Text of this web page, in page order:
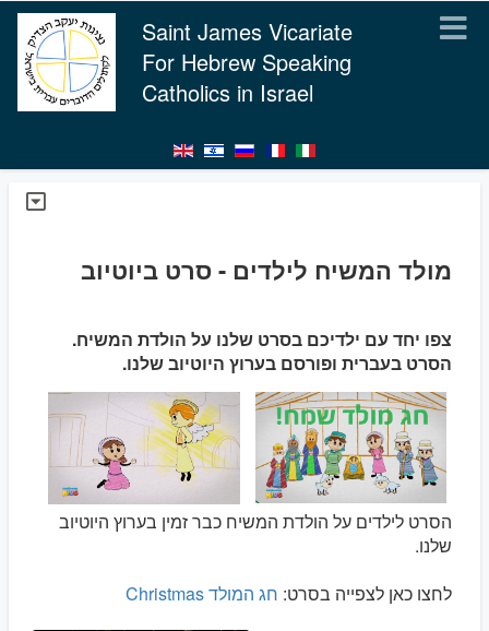
Saint James Vicariate
For Hebrew Speaking
Catholics in Israel
מולד המשיח לילדים - סרט ביוטיוב
צפו יחד עם ילדיכם בסרט שלנו על הולדת המשיח.
הסרט בעברית ופורסם בערוץ היוטיוב שלנו.
הסרט לילדים על הולדת המשיח כבר זמין בערוץ היוטיוב
שלנו.
לחצו כאן לצפייה בסרט: חג המולד Christmas